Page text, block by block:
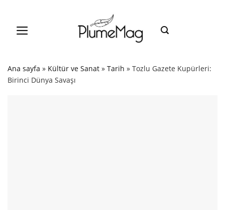
content
Ana sayfa » Kültür ve Sanat » Tarih » Tozlu Gazete Kupürleri:
Birinci Dünya Savaşı